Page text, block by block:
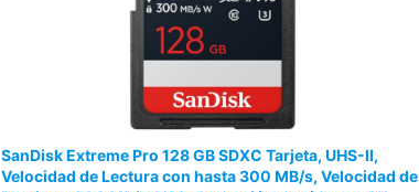
SanDisk Extreme Pro 128 GB SDXC Tarjeta, UHS-II,
Velocidad de Lectura con hasta 300 MB/s, Velocidad de